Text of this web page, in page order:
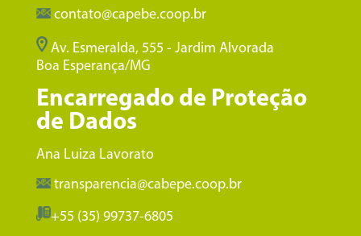
contato@capebe.coop.br
Av. Esmeralda, 555 - Jardim Alvorada
Boa Esperança/MG
Encarregado de Proteção
de Dados
Ana Luiza Lavorato
transparencia@cabepe.coop.br
+55 (35) 99737-6805